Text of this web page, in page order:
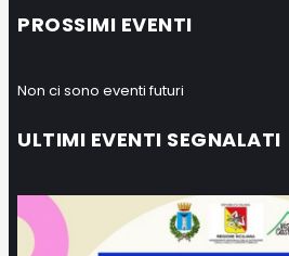
PROSSIMI EVENTI
Non ci sono eventi futuri
ULTIMI EVENTI SEGNALATI